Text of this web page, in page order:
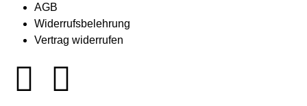
AGB
Widerrufsbelehrung
Vertrag widerrufen